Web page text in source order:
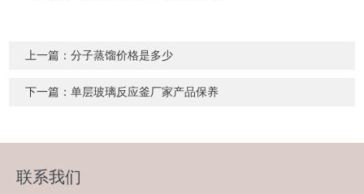
上一篇：分子蒸馏价格是多少
下一篇：单层玻璃反应釜厂家产品保养
联系我们